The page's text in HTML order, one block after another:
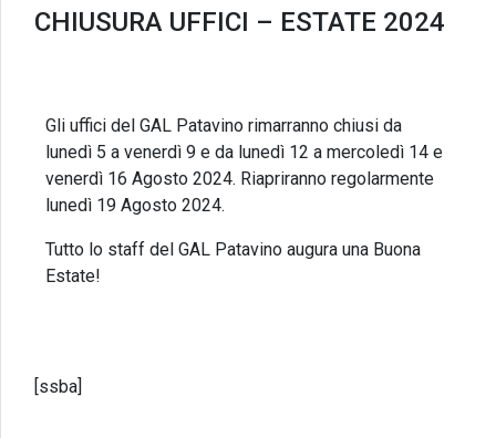
CHIUSURA UFFICI – ESTATE 2024
Gli uffici del GAL Patavino rimarranno chiusi da
lunedì 5 a venerdì 9 e da lunedì 12 a mercoledì 14 e
venerdì 16 Agosto 2024. Riapriranno regolarmente
lunedì 19 Agosto 2024.
Tutto lo staff del GAL Patavino augura una Buona
Estate!
[ssba]